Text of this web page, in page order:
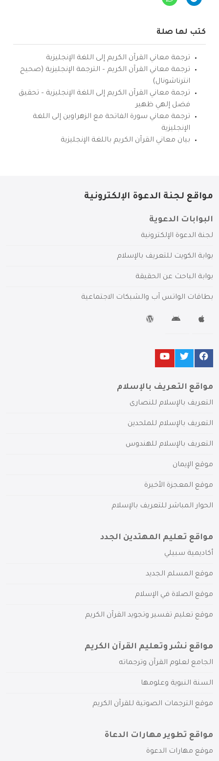
كتب لها صلة
ترجمة معاني القرآن الكريم إلى اللغة الإنجليزية
ترجمة معاني القرآن الكريم – الترجمة الإنجليزية (صحيح
انترناشونال)
ترجمة معاني القرآن الكريم إلى اللغة الإنجليزية – تحقيق
فضل إلهي ظهير
ترجمة معاني سورة الفاتحة مع الزهراوين إلى اللغة
الإنجليزية
بيان معاني القرآن الكريم باللغة الإنجليزية
مواقع لجنة الدعوة الإلكترونية
البوابات الدعوية
لجنة الدعوة الإلكترونية
بوابة الكويت للتعريف بالإسلام
بوابة الباحث عن الحقيقة
بطاقات الواتس آب والشبكات الاجتماعية
مواقع التعريف بالإسلام
التعريف بالإسلام للنصارى
التعريف بالإسلام للملحدين
التعريف بالإسلام للهندوس
موقع الإيمان
موقع المعجزة الأخيرة
الحوار المباشر للتعريف بالإسلام
مواقع تعليم المهتدين الجدد
أكاديمية سبيلي
موقع المسلم الجديد
موقع الصلاة في الإسلام
موقع تعليم تفسير وتجويد القرآن الكريم
مواقع نشر وتعليم القرآن الكريم
الجامع لعلوم القرآن وترجماته
السنة النبوية وعلومها
موقع الترجمات الصوتية للقرآن الكريم
مواقع تطوير مهارات الدعاة
موقع مهارات الدعوة